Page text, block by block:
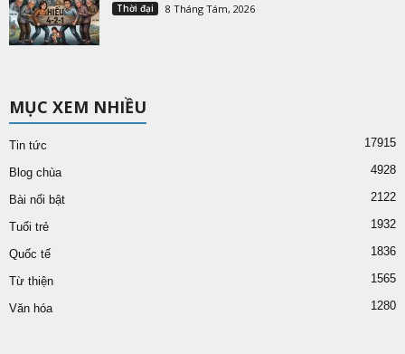
Thời đại 8 Tháng Tám, 2026
MỤC XEM NHIỀU
Tin tức 17915
Blog chùa 4928
Bài nổi bật 2122
Tuổi trẻ 1932
Quốc tế 1836
Từ thiện 1565
Văn hóa 1280